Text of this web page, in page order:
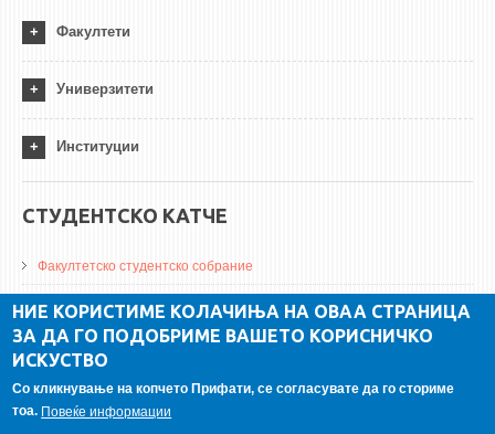
Факултети
Универзитети
Институции
СТУДЕНТСКО КАТЧЕ
Факултетско студентско собрание
ДА Винчи магазин
Алумни асоцијација
НИЕ КОРИСТИМЕ КОЛАЧИЊА НА ОВАА СТРАНИЦА
ЗА ДА ГО ПОДОБРИМЕ ВАШЕТО КОРИСНИЧКО
ИСКУСТВО
Со кликнување на копчето Прифати, се согласувате да го сториме
тоа. Повеќе информации